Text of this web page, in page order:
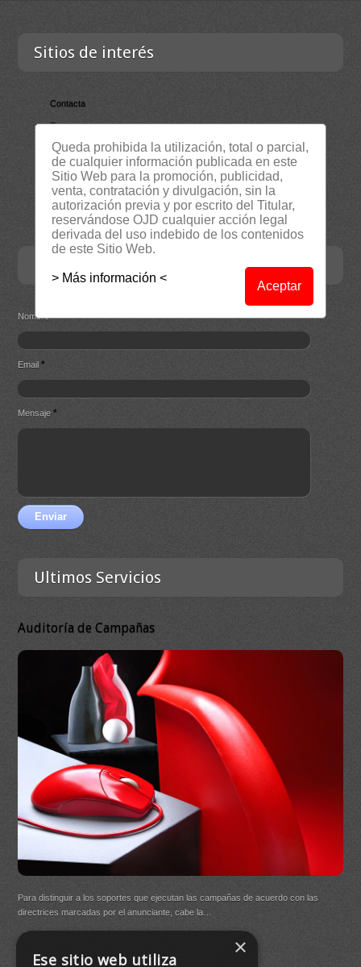
Sitios de interés
Contacta
Empresa
Lista Certificados
RSS
Servicios
Suscripción Newsletter
Nombre*
Email*
Mensaje*
Enviar
Ultimos Servicios
Auditoría de Campañas
Para distinguir a los soportes que ejecutan las campañas de acuerdo con las
directrices marcadas por el anunciante, cabe la…
Queda prohibida la utilización, total o parcial,
de cualquier información publicada en este
Sitio Web para la promoción, publicidad,
venta, contratación y divulgación, sin la
autorización previa y por escrito del Titular,
reservándose OJD cualquier acción legal
derivada del uso indebido de los contenidos
de este Sitio Web.
> Más información <
Aceptar
×
Ese sitio web utiliza